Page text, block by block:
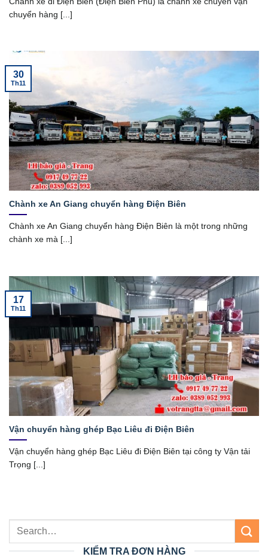
chuyển hàng [...]
Chành xe An Giang chuyển hàng Điện Biên
Chành xe An Giang chuyển hàng Điện Biên là một trong những
chành xe mà [...]
30
Th11
Vận chuyển hàng ghép Bạc Liêu đi Điện Biên
Vận chuyển hàng ghép Bạc Liêu đi Điện Biên tại công ty Vận tải
Trọng [...]
17
Th11
KIỂM TRA ĐƠN HÀNG